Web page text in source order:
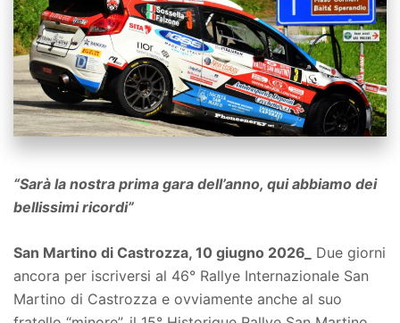
“Sarà la nostra prima gara dell’anno, qui abbiamo dei
bellissimi ricordi”
San Martino di Castrozza, 10 giugno 2026_
Due giorni
ancora per iscriversi al 46° Rallye Internazionale San
Martino di Castrozza e ovviamente anche al suo